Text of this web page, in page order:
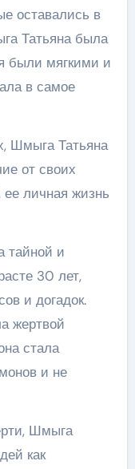
оставались в
Татьяна была
были мягкими и
в самое
Шмыга Татьяна
от своих
личная жизнь
тайной и
30 лет,
и догадок.
жертвой
стала
и не
Шмыга
как